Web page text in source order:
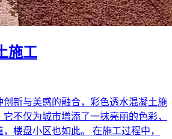
施工
创新与美感的融合，彩色透水混凝土施
不仅为城市增添了一抹亮丽的色彩，
楼盘小区也如此。 在施工过程中，